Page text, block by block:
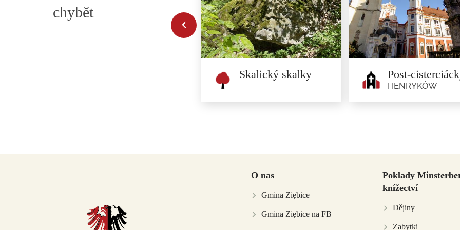
chybět
Skalický skalky
Řetězec rulový skal, který se nachází v
blízkosti obce Skalice.
HENRYKÓW
Jindřichově
Henryków
Počátky jindřichovských
O nas
Gmina Ziębice
Gmina Ziębice na FB
Poklady
knížectví
Dějiny
Zabytki